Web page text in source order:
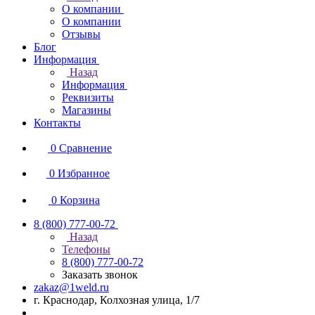
О компании
О компании
Отзывы
Блог
Информация
Назад
Информация
Реквизиты
Магазины
Контакты
0 Сравнение
0 Избранное
0 Корзина
8 (800) 777-00-72
Назад
Телефоны
8 (800) 777-00-72
Заказать звонок
zakaz@1weld.ru
г. Краснодар, Колхозная улица, 1/7